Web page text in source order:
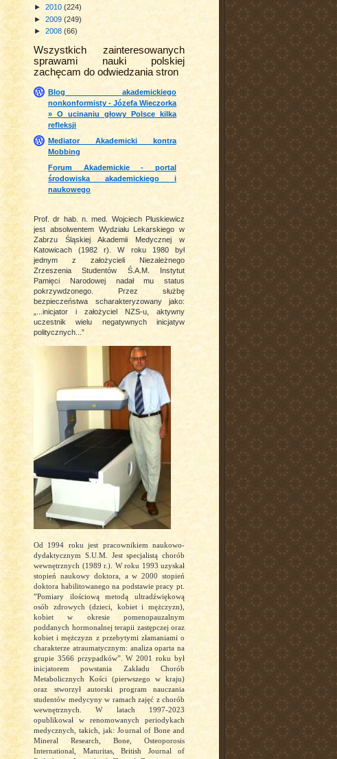
► 2010 (224)
► 2009 (249)
► 2008 (66)
Wszystkich zainteresowanych
sprawami nauki polskiej
zachęcam do odwiedzania stron
Blog akademickiego
nonkonformisty - Józefa Wieczorka
» O ucinaniu głowy Polsce kilka
refleksji
Mediator Akademicki kontra
Mobbing
Forum Akademickie - portal
środowiska akademickiego i
naukowego
Prof. dr hab. n. med. Wojciech Pluskiewicz
jest absolwentem Wydziału Lekarskiego w
Zabrzu Śląskiej Akademii Medycznej w
Katowicach (1982 r). W roku 1980 był
jednym z założycieli Niezależnego
Zrzeszenia Studentów Ś.A.M. Instytut
Pamięci Narodowej nadał mu status
pokrzywdzonego. Przez służbę
bezpieczeństwa scharakteryzowany jako:
„...inicjator i założyciel NZS-u, aktywny
uczestnik wielu negatywnych inicjatyw
politycznych...”
Od 1994 roku jest pracownikiem naukowo-
dydaktycznym S.U.M. Jest specjalistą chorób
wewnętrznych (1989 r.). W roku 1993 uzyskał
stopień naukowy doktora, a w 2000 stopień
doktora habilitowanego na podstawie pracy pt.
”Pomiary ilościową metodą ultradźwiękową
osób zdrowych (dzieci, kobiet i mężczyzn),
kobiet w okresie pomenopauzalnym
poddanych hormonalnej terapii zastępczej oraz
kobiet i mężczyzn z przebytymi złamaniami o
charakterze atraumatycznym: analiza oparta na
grupie 3566 przypadków”. W 2001 roku był
inicjatorem powstania Zakładu Chorób
Metabolicznych Kości (pierwszego w kraju)
oraz stworzył autorski program nauczania
studentów medycyny w ramach zajęć z chorób
wewnętrznych. W latach 1997-2023
opublikował w renomowanych periodykach
medycznych, takich, jak: Journal of Bone and
Mineral Research, Bone, Osteoporosis
International, Maturitas, British Journal of